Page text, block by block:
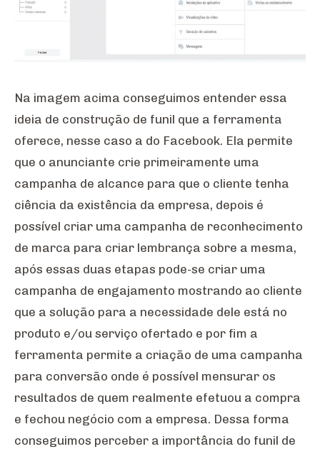
Na imagem acima conseguimos entender essa
ideia de construção de funil que a ferramenta
oferece, nesse caso a do Facebook. Ela permite
que o anunciante crie primeiramente uma
campanha de alcance para que o cliente tenha
ciência da existência da empresa, depois é
possível criar uma campanha de reconhecimento
de marca para criar lembrança sobre a mesma,
após essas duas etapas pode-se criar uma
campanha de engajamento mostrando ao cliente
que a solução para a necessidade dele está no
produto e/ou serviço ofertado e por fim a
ferramenta permite a criação de uma campanha
para conversão onde é possível mensurar os
resultados de quem realmente efetuou a compra
e fechou negócio com a empresa. Dessa forma
conseguimos perceber a importância do funil de